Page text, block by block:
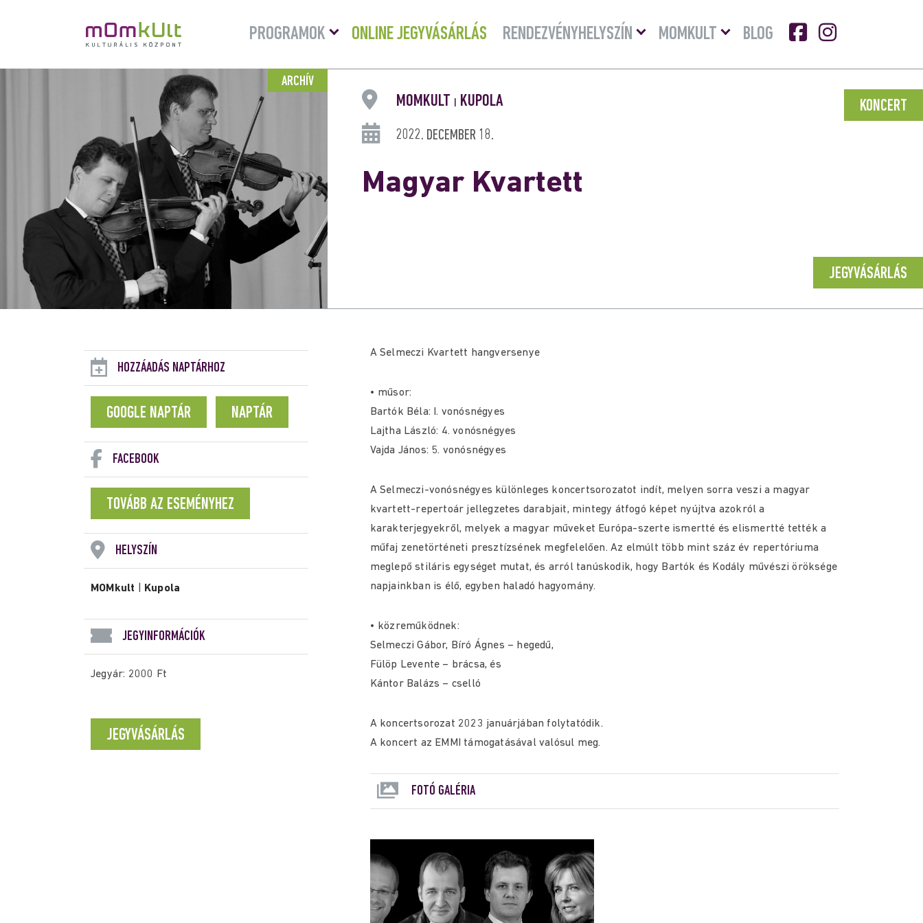
PROGRAMOK
Menü
lenyitása
ONLINE JEGYVÁSÁRLÁS RENDEZVÉNYHELYSZÍN
Menü
lenyitásaMOMKULT
Menü
lenyitása
BLOG
ARCHÍV
KONCERT
MOMKULT KUPOLA
2022. DECEMBER 18.
Magyar Kvartett
JEGYVÁSÁRLÁS
HOZZÁADÁS NAPTÁRHOZ
GOOGLE NAPTÁR NAPTÁR
FACEBOOK
TOVÁBB AZ ESEMÉNYHEZ
HELYSZÍN
MOMkult Kupola
JEGYINFORMÁCIÓK
Jegyár: 2000 Ft
JEGYVÁSÁRLÁS
A Selmeczi Kvartett hangversenye
• műsor:
Bartók Béla: I. vonósnégyes
Lajtha László: 4. vonósnégyes
Vajda János: 5. vonósnégyes
A Selmeczi-vonósnégyes különleges koncertsorozatot indít, melyen sorra veszi a magyar
kvartett-repertoár jellegzetes darabjait, mintegy átfogó képet nyújtva azokról a
karakterjegyekről, melyek a magyar műveket Európa-szerte ismertté és elismertté tették a
műfaj zenetörténeti presztízsének megfelelően. Az elmúlt több mint száz év repertóriuma
meglepő stiláris egységet mutat, és arról tanúskodik, hogy Bartók és Kodály művészi öröksége
napjainkban is élő, egyben haladó hagyomány.
• közreműködnek:
Selmeczi Gábor, Bíró Ágnes – hegedű,
Fülöp Levente – brácsa, és
Kántor Balázs – cselló
A koncertsorozat 2023 januárjában folytatódik.
A koncert az EMMI támogatásával valósul meg.
FOTÓ GALÉRIA